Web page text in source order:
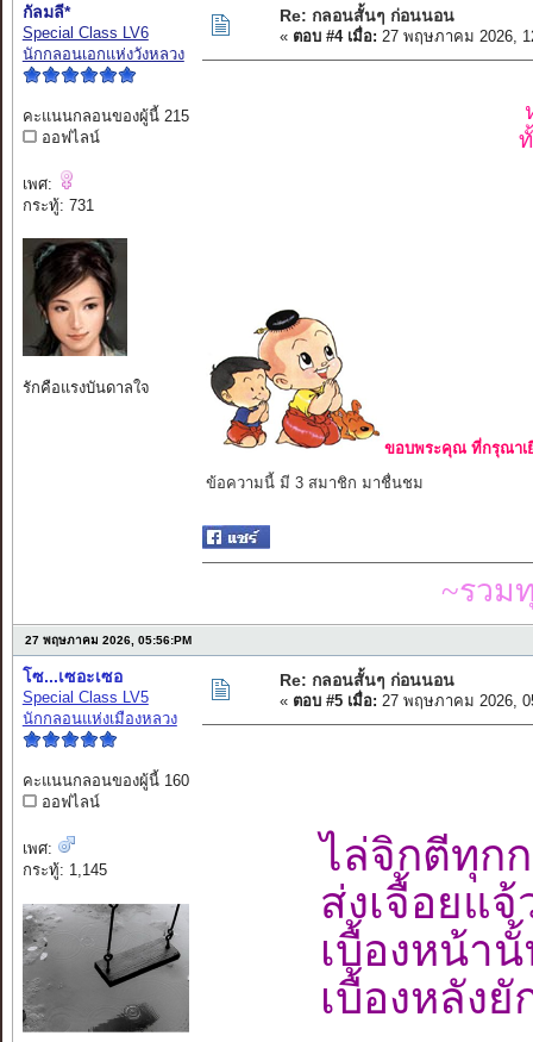
กัลมลี*
Special Class LV6
นักกลอนเอกแห่งวังหลวง
คะแนนกลอนของผู้นี้ 215
ออฟไลน์
เพศ:
กระทู้: 731
รักคือแรงบันดาลใจ
Re: กลอนสั้นๆ ก่อนนอน
« ตอบ #4 เมื่อ: 27 พฤษภาคม 2026,
ขอบพระคุณ ที่กรุณาเ
ข้อความนี้ มี 3 สมาชิก มาชื่นชม
~รวม
27 พฤษภาคม 2026, 05:56:PM
โซ...เซอะเซอ
Special Class LV5
นักกลอนแห่งเมืองหลวง
คะแนนกลอนของผู้นี้ 160
ออฟไลน์
เพศ:
กระทู้: 1,145
Re: กลอนสั้นๆ ก่อนนอน
« ตอบ #5 เมื่อ: 27 พฤษภาคม 2026,
ไล่จิกตีทุก
ส่งเจื้อยแ
เบื้องหน้า
เบื้องหลัง